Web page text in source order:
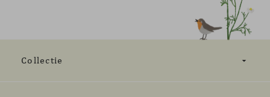
Collectie